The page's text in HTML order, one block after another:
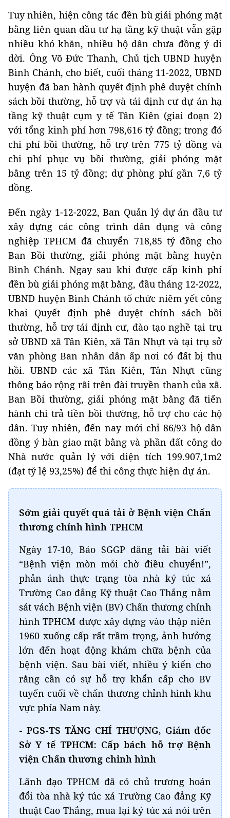
Tuy nhiên, hiện công tác đền bù giải phóng mặt
bằng liên quan đầu tư hạ tầng kỹ thuật vẫn gặp
nhiều khó khăn, nhiều hộ dân chưa đồng ý di
dời. Ông Võ Đức Thanh, Chủ tịch UBND huyện
Bình Chánh, cho biết, cuối tháng 11-2022, UBND
huyện đã ban hành quyết định phê duyệt chính
sách bồi thường, hỗ trợ và tái định cư dự án hạ
tầng kỹ thuật cụm y tế Tân Kiên (giai đoạn 2)
với tổng kinh phí hơn 798,616 tỷ đồng; trong đó
chi phí bồi thường, hỗ trợ trên 775 tỷ đồng và
chi phí phục vụ bồi thường, giải phóng mặt
bằng trên 15 tỷ đồng; dự phòng phí gần 7,6 tỷ
đồng.
Đến ngày 1-12-2022, Ban Quản lý dự án đầu tư
xây dựng các công trình dân dụng và công
nghiệp TPHCM đã chuyển 718,85 tỷ đồng cho
Ban Bồi thường, giải phóng mặt bằng huyện
Bình Chánh. Ngay sau khi được cấp kinh phí
đền bù giải phóng mặt bằng, đầu tháng 12-2022,
UBND huyện Bình Chánh tổ chức niêm yết công
khai Quyết định phê duyệt chính sách bồi
thường, hỗ trợ tái định cư, đào tạo nghề tại trụ
sở UBND xã Tân Kiên, xã Tân Nhựt và tại trụ sở
văn phòng Ban nhân dân ấp nơi có đất bị thu
hồi. UBND các xã Tân Kiên, Tân Nhựt cũng
thông báo rộng rãi trên đài truyền thanh của xã.
Ban Bồi thường, giải phóng mặt bằng đã tiến
hành chi trả tiền bồi thường, hỗ trợ cho các hộ
dân. Tuy nhiên, đến nay mới chỉ 86/93 hộ dân
đồng ý bàn giao mặt bằng và phần đất công do
Nhà nước quản lý với diện tích 199.907,1m2
(đạt tỷ lệ 93,25%) để thi công thực hiện dự án.
Sớm giải quyết quá tải ở Bệnh viện Chấn
thương chỉnh hình TPHCM
Ngày 17-10, Báo SGGP đăng tải bài viết
“Bệnh viện mòn mỏi chờ điều chuyển!”,
phản ánh thực trạng tòa nhà ký túc xá
Trường Cao đẳng Kỹ thuật Cao Thắng nằm
sát vách Bệnh viện (BV) Chấn thương chỉnh
hình TPHCM được xây dựng vào thập niên
1960 xuống cấp rất trầm trọng, ảnh hưởng
lớn đến hoạt động khám chữa bệnh của
bệnh viện. Sau bài viết, nhiều ý kiến cho
rằng cần có sự hỗ trợ khẩn cấp cho BV
tuyến cuối về chấn thương chỉnh hình khu
vực phía Nam này.
- PGS-TS TĂNG CHÍ THƯỢNG, Giám đốc
Sở Y tế TPHCM: Cấp bách hỗ trợ Bệnh
viện Chấn thương chỉnh hình
Lãnh đạo TPHCM đã có chủ trương hoán
đổi tòa nhà ký túc xá Trường Cao đẳng Kỹ
thuật Cao Thắng, mua lại ký túc xá nói trên